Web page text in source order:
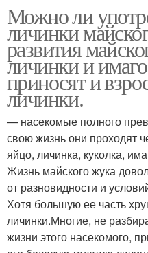
Можно ли
личинки
развития
личинки и
приносят и
личинки.
— насекомые полного
свою жизнь они проходят
яйцо, личинка, куколка,
Жизнь майского жука
от разновидности и
Хотя большую ее часть
личинки.Многие, не
жизни этого насекомого,